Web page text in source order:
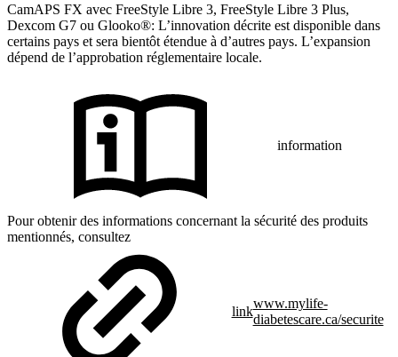
CamAPS FX avec FreeStyle Libre 3, FreeStyle Libre 3 Plus,
Dexcom G7 ou Glooko®: L’innovation décrite est disponible dans
certains pays et sera bientôt étendue à d’autres pays. L’expansion
dépend de l’approbation réglementaire locale.
information
Pour obtenir des informations concernant la sécurité des produits
mentionnés, consultez
link
www.mylife-
diabetescare.ca/securite